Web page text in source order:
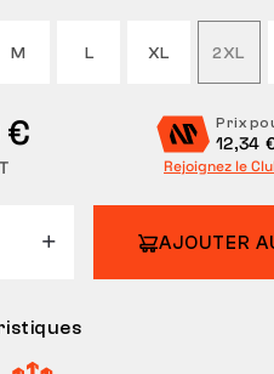
M L XL 2XL
€ Prix
12,34
Rejoignez le
AJOUTER